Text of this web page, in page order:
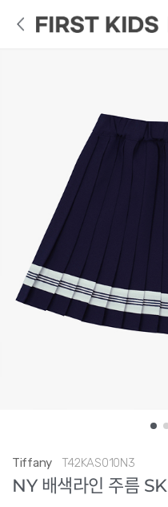
Tiffany T42KAS010N3
NY 배색라인 주름 SK